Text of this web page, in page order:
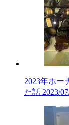
2023年ホー
た話 2023/